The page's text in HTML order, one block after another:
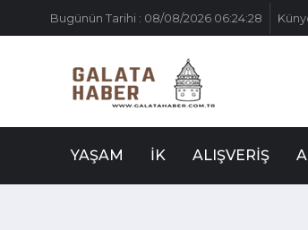
Bugünün Tarihi : 08/08/2026 06:24:28
YAŞAM İK ALIŞVERIŞ